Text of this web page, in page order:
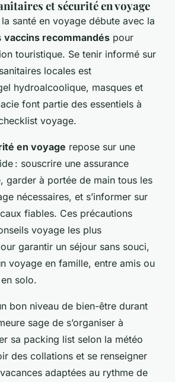
et sécurité en voyage
santé en voyage débute avec la
vaccins recommandés pour
touristique. Se tenir informé sur
locales est
hydroalcoolique, masques et
font partie des essentiels à
voyage.
en voyage repose sur une
: souscrire une assurance
garder à portée de main tous les
nécessaires, et s’informer sur
fiables. Ces précautions
voyage les plus
garantir un séjour sans souci,
voyage en famille, entre amis ou
solo.
bon niveau de bien-être durant
sage de s’organiser à
sa packing list selon la météo
des collations et se renseigner
adaptées au rythme de